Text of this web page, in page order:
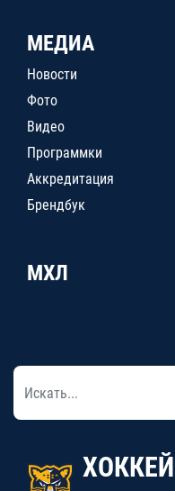
МЕДИА
Новости
Фото
Видео
Программки
Аккредитация
Брендбук
МХЛ